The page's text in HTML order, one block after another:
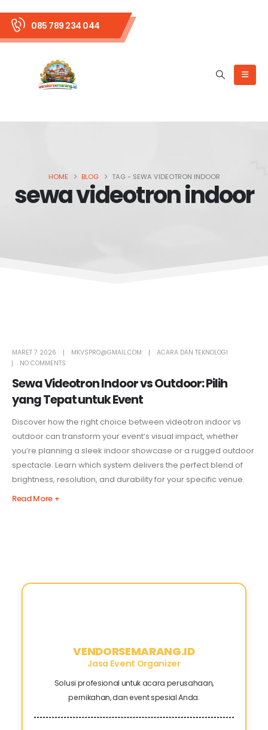
085 789 234 044
HOME BLOG TAG - SEWA VIDEOTRON INDOOR
sewa videotron indoor
MARET 7 2026 MKVSPRO@GMAIL.COM
ACARA DAN TEKNOLOGI
NO COMMENTS
Sewa Videotron Indoor vs Outdoor: Pilih
yang Tepat untuk Event
Discover how the right choice between videotron indoor vs
outdoor can transform your event’s visual impact, whether
you’re planning a sleek indoor showcase or a rugged outdoor
spectacle. Learn which system delivers the perfect blend of
brightness, resolution, and durability for your specific venue.
Read More +
VENDORSEMARANG.ID
Jasa Event Organizer
Solusi profesional untuk acara perusahaan,
pernikahan, dan event spesial Anda.